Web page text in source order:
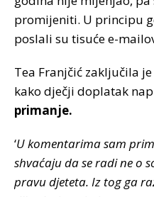
promijeniti. U principu
poslali su tisuće e-
Tea Franjčić zaključila
kako dječji doplatak
primanje.
‘U komentarima sam
shvaćaju da se radi ne o
pravu djeteta. Iz tog ga